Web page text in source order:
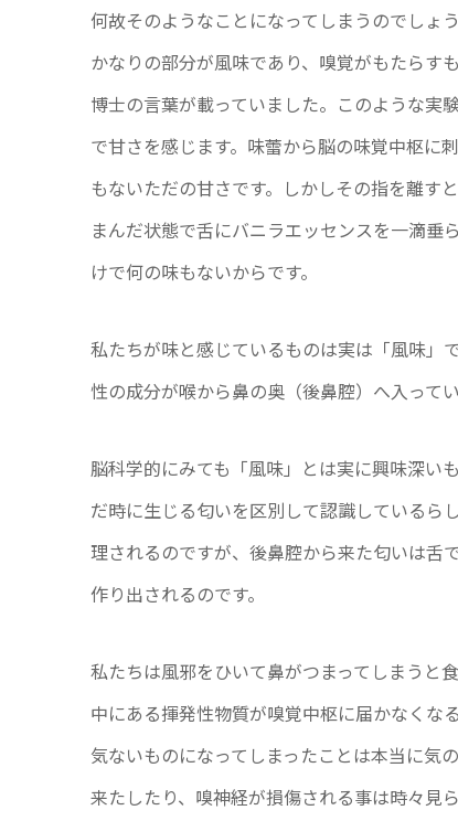
何故そのようなことになってしまうのでしょ
かなりの部分が風味であり、嗅覚がもたらす
博士の言葉が載っていました。このような実
で甘さを感じます。味蕾から脳の味覚中枢に
もないただの甘さです。しかしその指を離す
まんだ状態で舌にバニラエッセンスを一滴
けで何の味もないからです。
私たちが味と感じているものは実は「風味」
性の成分が喉から鼻の奥（後鼻腔）へ入って
脳科学的にみても「風味」とは実に興味深い
だ時に生じる匂いを区別して認識しているら
理されるのですが、後鼻腔から来た匂いは舌
作り出されるのです。
私たちは風邪をひいて鼻がつまってしまうと
中にある揮発性物質が嗅覚中枢に届かなくな
気ないものになってしまったことは本当に気
来たしたり、嗅神経が損傷される事は時々見ら